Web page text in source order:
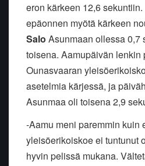
eron kärkeen 12,6
epäonnen myötä kärkeen
Salo Asunmaan ollessa 0,7
toisena. Aamupäivän lenkin
Ounasvaaran
asetelmia kärjessä, ja
Asunmaa oli toisena 2,9
-Aamu meni paremmin kuin
yleisöerikoiskoe ei tuntunut
hyvin pelissä mukana.